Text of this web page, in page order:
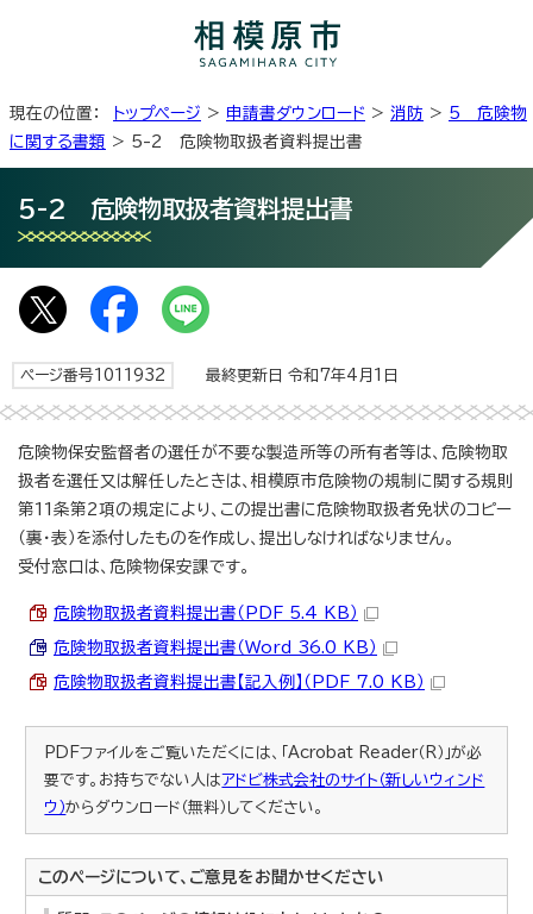
現在の位置： トップページ > 申請書ダウンロード > 消防 > 5 危険物
に関する書類 > 5-2 危険物取扱者資料提出書
5-2 危険物取扱者資料提出書
ページ番号1011932 最終更新日 令和7年4月1日
危険物保安監督者の選任が不要な製造所等の所有者等は、危険物取
扱者を選任又は解任したときは、相模原市危険物の規制に関する規則
第11条第2項の規定により、この提出書に危険物取扱者免状のコピー
（裏・表）を添付したものを作成し、提出しなければなりません。
受付窓口は、危険物保安課です。
危険物取扱者資料提出書（PDF 5.4 KB）
危険物取扱者資料提出書（Word 36.0 KB）
危険物取扱者資料提出書【記入例】（PDF 7.0 KB）
PDFファイルをご覧いただくには、「Acrobat Reader（R）」が必
要です。お持ちでない人はアドビ株式会社のサイト（新しいウィンド
ウ）からダウンロード（無料）してください。
このページについて、ご意見をお聞かせください